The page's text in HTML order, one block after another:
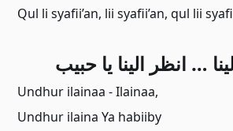
Qul li syafii’an, lii syafii’an, qul lii
… ﺍﻧﻈﺮ ﺍﻟﻴﻨﺎ ﻳﺎ ﺣﺒﻴﺐ
Undhur ilainaa - Ilainaa,
Undhur ilaina Ya habiiby